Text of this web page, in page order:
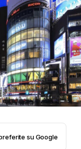
su Google